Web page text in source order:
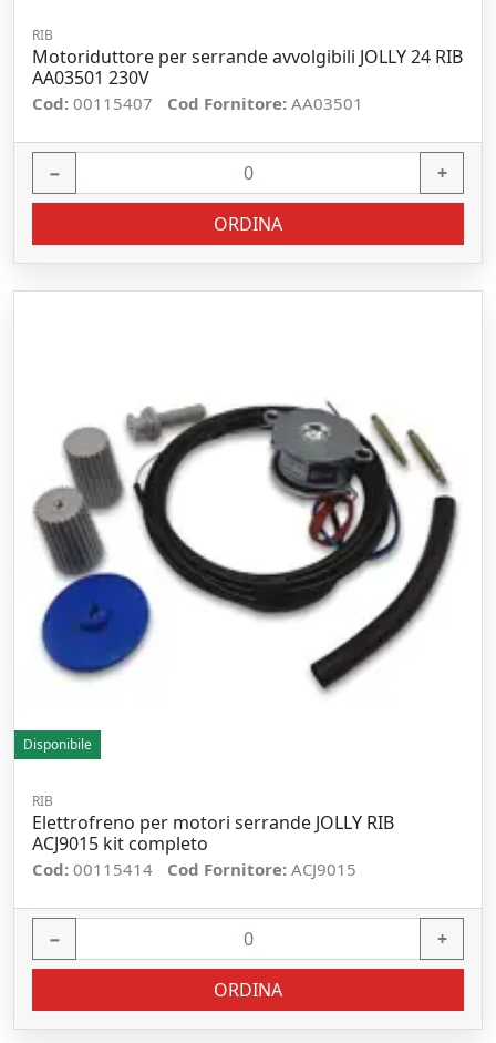
RIB
Motoriduttore per serrande avvolgibili JOLLY 24 RIB
AA03501 230V
Cod: 00115407 Cod Fornitore: AA03501
− +
ORDINA
Disponibile
RIB
Elettrofreno per motori serrande JOLLY RIB
ACJ9015 kit completo
Cod: 00115414 Cod Fornitore: ACJ9015
− +
ORDINA